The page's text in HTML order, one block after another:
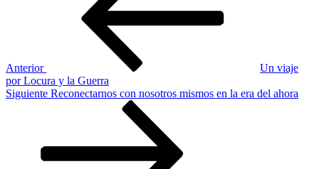
Anterior
Un viaje
por Locura y la Guerra
Siguiente
Siguiente Reconectarnos con nosotros mismos en la era del ahora